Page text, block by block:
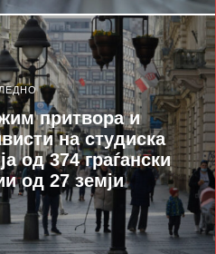
притвора и
на студиска
од 374 граѓански
од 27 земји